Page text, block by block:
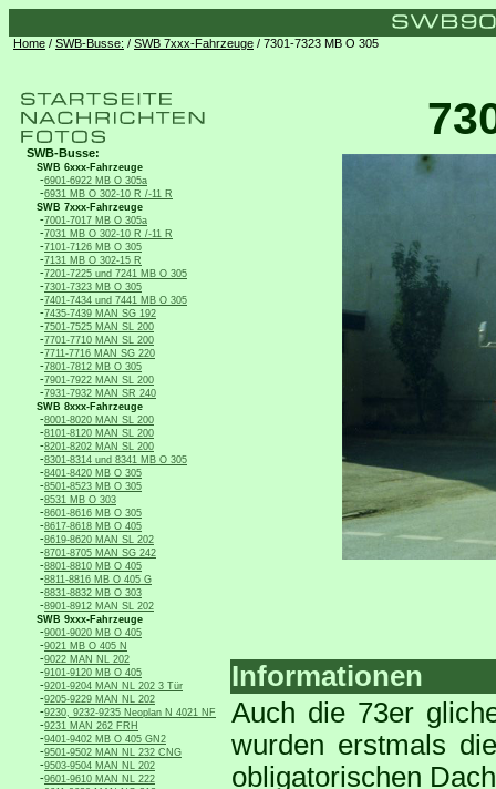
Home / SWB-Busse: / SWB 7xxx-Fahrzeuge / 7301-7323 MB O 305
SWB-Busse:
SWB 6xxx-Fahrzeuge
-6901-6922 MB O 305a
-6931 MB O 302-10 R /-11 R
SWB 7xxx-Fahrzeuge
-7001-7017 MB O 305a
-7031 MB O 302-10 R /-11 R
-7101-7126 MB O 305
-7131 MB O 302-15 R
-7201-7225 und 7241 MB O 305
-7301-7323 MB O 305
-7401-7434 und 7441 MB O 305
-7435-7439 MAN SG 192
-7501-7525 MAN SL 200
-7701-7710 MAN SL 200
-7711-7716 MAN SG 220
-7801-7812 MB O 305
-7901-7922 MAN SL 200
-7931-7932 MAN SR 240
SWB 8xxx-Fahrzeuge
-8001-8020 MAN SL 200
-8101-8120 MAN SL 200
-8201-8202 MAN SL 200
-8301-8314 und 8341 MB O 305
-8401-8420 MB O 305
-8501-8523 MB O 305
-8531 MB O 303
-8601-8616 MB O 305
-8617-8618 MB O 405
-8619-8620 MAN SL 202
-8701-8705 MAN SG 242
-8801-8810 MB O 405
-8811-8816 MB O 405 G
-8831-8832 MB O 303
-8901-8912 MAN SL 202
SWB 9xxx-Fahrzeuge
-9001-9020 MB O 405
-9021 MB O 405 N
-9022 MAN NL 202
-9101-9120 MB O 405
-9201-9204 MAN NL 202 3 Tür
-9205-9229 MAN NL 202
-9230, 9232-9235 Neoplan N 4021 NF
-9231 MAN 262 FRH
-9401-9402 MB O 405 GN2
-9501-9502 MAN NL 232 CNG
-9503-9504 MAN NL 202
-9601-9610 MAN NL 222
Informationen
Auch die 73er
wurden erstmals
obligatorischen